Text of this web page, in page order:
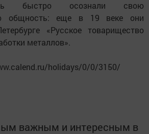
быстро осознали свою
общность: еще в 19 веке они
«Русское товарищество
металлов».
holidays/0/0/3150/
важным и интересным в